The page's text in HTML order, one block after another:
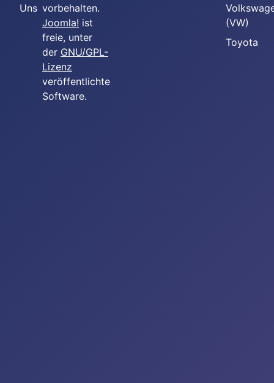
Uns vorbehalten.
Joomla! ist
freie, unter
der GNU/GPL-
Lizenz
veröffentlichte
Software.
(VW)
Toyota